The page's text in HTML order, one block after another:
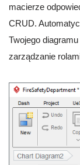
macierze
CRUD.
Twojego
zarządzanie